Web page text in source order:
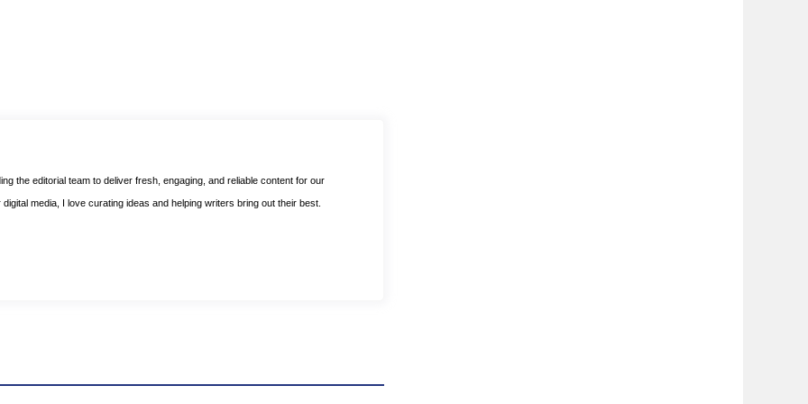
the editorial team to deliver fresh, engaging, and reliable content for our
media, I love curating ideas and helping writers bring out their best.